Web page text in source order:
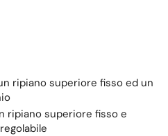
ripiano superiore fisso ed un
ripiano superiore fisso e